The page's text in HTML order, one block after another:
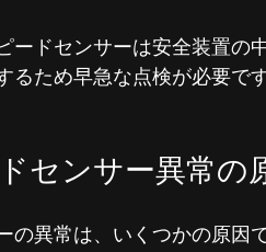
ードセンサーは安全装置の
るため早急な点検が必要です
センサー異常の
の異常は、いくつかの原因